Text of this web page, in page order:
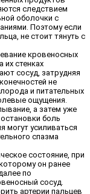
следствием
оболочки с
Поэтому если
не стоит тянуть с
кровеносных
стенках
сосуд, затрудняя
не
и питательных
ощущения.
а затем уже
боль
могут усиливаться
спазма
состояние, при
он ранее
по
сосуд.
артерии пальцев